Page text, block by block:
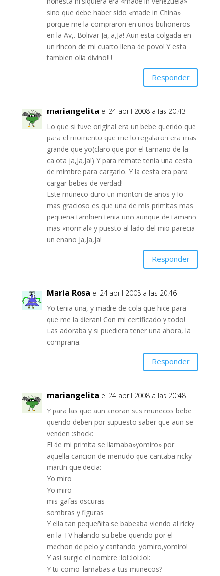
sino que debe haber sido «made in China»
porque me la compraron en unos buhoneros
en la Av,. Bolivar Ja,Ja,Ja! Aun esta colgada en
un rincon de mi cuarto llena de povo! Y esta
tambien olia divino!!!!
Responder
mariangelita el 24 abril 2008 a las 20:43
Lo que si tuve original era un bebe querido que
para el momento que me lo regalaron era mas
grande que yo(claro que por el tamaño de la
cajota ja,Ja,Ja!) Y para remate tenia una cesta
de mimbre para cargarlo. Y la cesta era para
cargar bebes de verdad!
Este muñeco duro un monton de años y lo
mas gracioso es que una de mis primitas mas
pequeña tambien tenia uno aunque de tamaño
mas «normal» y puesto al lado del mio parecia
un enano Ja,Ja,Ja!
Responder
Maria Rosa el 24 abril 2008 a las 20:46
Yo tenia una, y madre de cola que hice para
que me la dieran! Con mi certificado y todo!
Las adoraba y si puediera tener una ahora, la
compraria.
Responder
mariangelita el 24 abril 2008 a las 20:48
Y para las que aun añoran sus muñecos bebe
querido deben por supuesto saber que aun se
venden :shock:
El de mi primita se llamaba»yomiro» por
aquella cancion de menudo que cantaba ricky
martin que decia:
Yo miro
Yo miro
mis gafas oscuras
sombras y figuras
Y ella tan pequeñita se babeaba viendo al ricky
en la TV halando su bebe querido por el
mechon de pelo y cantando :yomiro,yomiro!
Y asi surgio el nombre :lol::lol::lol:
Y tu como llamabas a tus muñecos?